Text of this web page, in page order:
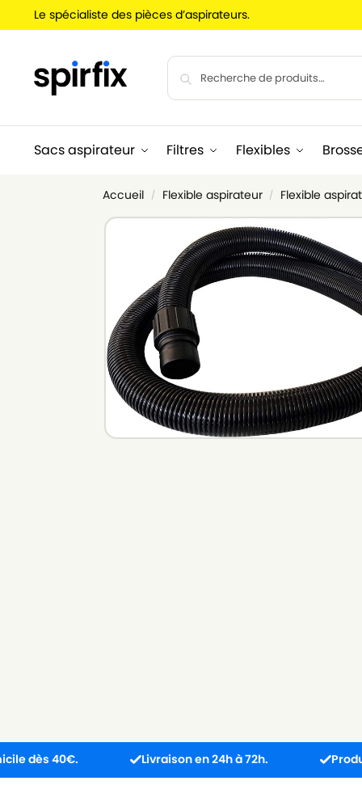
Le spécialiste des pièces d’aspirateurs.
Sacs aspirateur Filtres Flexibles
Accueil / Flexible aspirateur / Flexible
Livraison en 24h à 72h. Produit reçu